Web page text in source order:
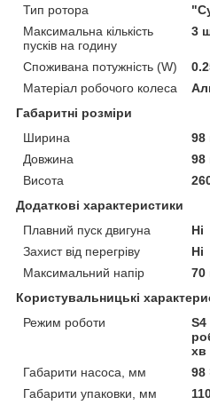
Тип ротора
Максимальна кількість
пусків на годину
3
Споживана потужність (W)
Матеріал робочого колеса
Габаритні розміри
Ширина
98
Довжина
98
Висота
Додаткові характеристики
Плавний пуск двигуна
Ні
Захист від перегріву
Ні
Максимальний напір
70
Користувальницькі
Режим роботи
S4
хв
Габарити насоса, мм
98
Габарити упаковки, мм